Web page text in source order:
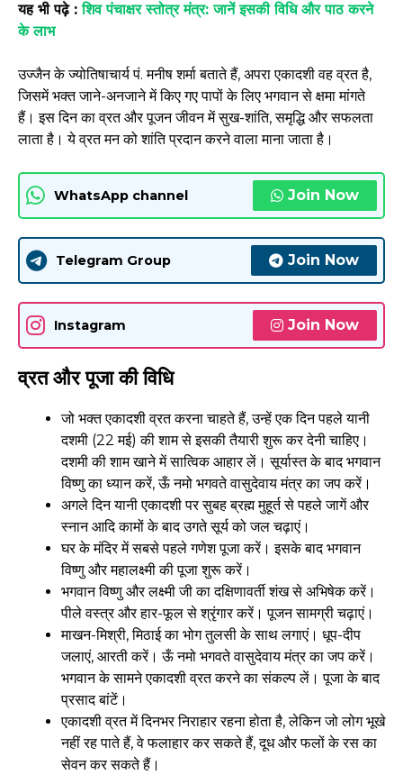
यह भी पढ़े :शिव पंचाक्षर स्तोत्र मंत्र: जानें इसकी विधि और पाठ करने
के लाभ
उज्जैन के ज्योतिषाचार्य पं. मनीष शर्मा बताते हैं, अपरा एकादशी वह व्रत है,
जिसमें भक्त जाने-अनजाने में किए गए पापों के लिए भगवान से क्षमा मांगते
हैं। इस दिन का व्रत और पूजन जीवन में सुख-शांति, समृद्धि और सफलता
लाता है। ये व्रत मन को शांति प्रदान करने वाला माना जाता है।
WhatsApp channel Join Now
Telegram Group Join Now
Instagram Join Now
व्रत और पूजा की विधि
जो भक्त एकादशी व्रत करना चाहते हैं, उन्हें एक दिन पहले यानी
दशमी (22 मई) की शाम से इसकी तैयारी शुरू कर देनी चाहिए।
दशमी की शाम खाने में सात्विक आहार लें। सूर्यास्त के बाद भगवान
विष्णु का ध्यान करें, ऊँ नमो भगवते वासुदेवाय मंत्र का जप करें।
अगले दिन यानी एकादशी पर सुबह ब्रह्म मुहूर्त से पहले जागें और
स्नान आदि कामों के बाद उगते सूर्य को जल चढ़ाएं।
घर के मंदिर में सबसे पहले गणेश पूजा करें। इसके बाद भगवान
विष्णु और महालक्ष्मी की पूजा शुरू करें।
भगवान विष्णु और लक्ष्मी जी का दक्षिणावर्ती शंख से अभिषेक करें।
पीले वस्त्र और हार-फूल से श्रृंगार करें। पूजन सामग्री चढ़ाएं।
माखन-मिश्री, मिठाई का भोग तुलसी के साथ लगाएं। धूप-दीप
जलाएं, आरती करें। ऊँ नमो भगवते वासुदेवाय मंत्र का जप करें।
भगवान के सामने एकादशी व्रत करने का संकल्प लें। पूजा के बाद
प्रसाद बांटें।
एकादशी व्रत में दिनभर निराहार रहना होता है, लेकिन जो लोग भूखे
नहीं रह पाते हैं, वे फलाहार कर सकते हैं, दूध और फलों के रस का
सेवन कर सकते हैं।